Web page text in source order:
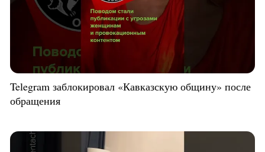
Telegram заблокировал «Кавказскую общину» после
обращения